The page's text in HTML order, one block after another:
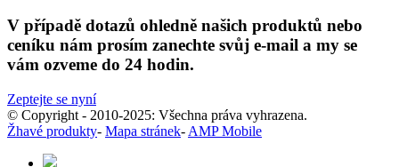
V případě dotazů ohledně našich produktů nebo
ceníku nám prosím zanechte svůj e-mail a my se
vám ozveme do 24 hodin.
Zeptejte se nyní
© Copyright - 2010-2025: Všechna práva vyhrazena.
Žhavé produkty- Mapa stránek- AMP Mobile